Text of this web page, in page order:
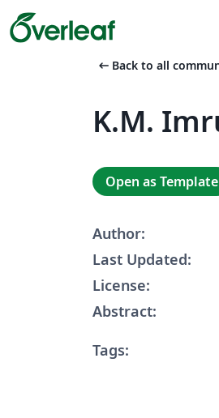
arrow_left_alt Back to all
K.M.
Open as Template
Author:
Last Updated:
License:
Abstract:
Tags: